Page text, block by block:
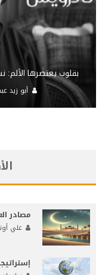
بقلوب يعتصرها
أبو زيد
مصادر
علي